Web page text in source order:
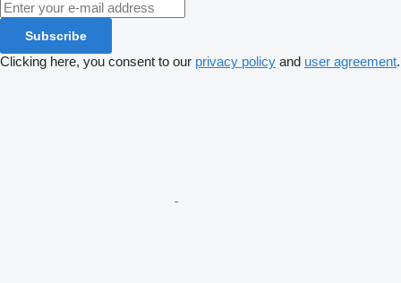
Subscribe
Clicking here, you consent to our privacy policy and user agreement.